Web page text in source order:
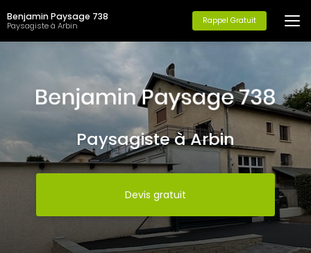
au
contenu
principal
Benjamin Paysage 738
Paysagiste à Arbin Rappel Gratuit
Paysagiste à Arbin
Devis gratuit